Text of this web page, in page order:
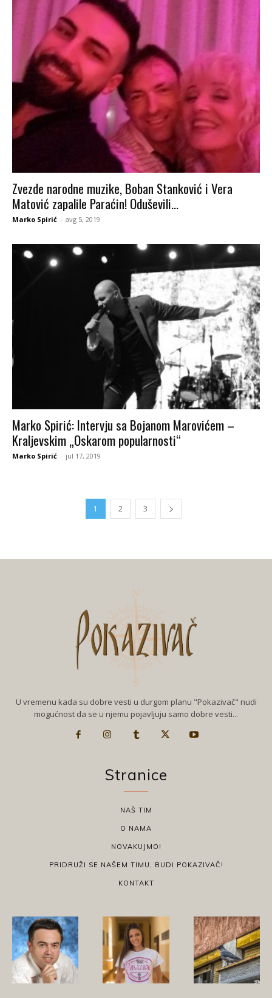
Zvezde narodne muzike, Boban Stanković i Vera
Matović zapalile Paraćin! Oduševili...
Marko Spirić - avg 5, 2019
Marko Spirić: Intervju sa Bojanom Marovićem –
Kraljevskim „Oskarom popularnosti“
Marko Spirić - jul 17, 2019
1 2 3
U vremenu kada su dobre vesti u durgom planu "Pokazivač" nudi
mogućnost da se u njemu pojavljuju samo dobre vesti...
Stranice
NAŠ TIM
O NAMA
NOVAKUJMO!
PRIDRUŽI SE NAŠEM TIMU, BUDI POKAZIVAČ!
KONTAKT